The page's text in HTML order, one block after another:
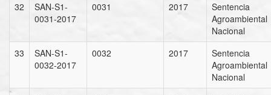
32
SAN-S1-
0031-2017
0031 2017
Sentencia
Agroambiental
Nacional
33
SAN-S1-
0032-2017
0032 2017
Sentencia
Agroambiental
Nacional